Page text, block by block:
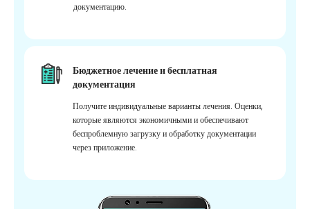
документацию.
Бюджетное лечение и бесплатная
документация
Получите индивидуальные варианты лечения. Оценки,
которые являются экономичными и обеспечивают
беспроблемную загрузку и обработку документации
через приложение.